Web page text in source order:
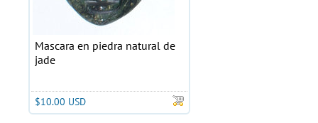
Mascara en piedra natural de
jade
$10.00 USD